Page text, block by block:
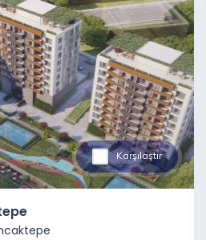
Karşılaştır